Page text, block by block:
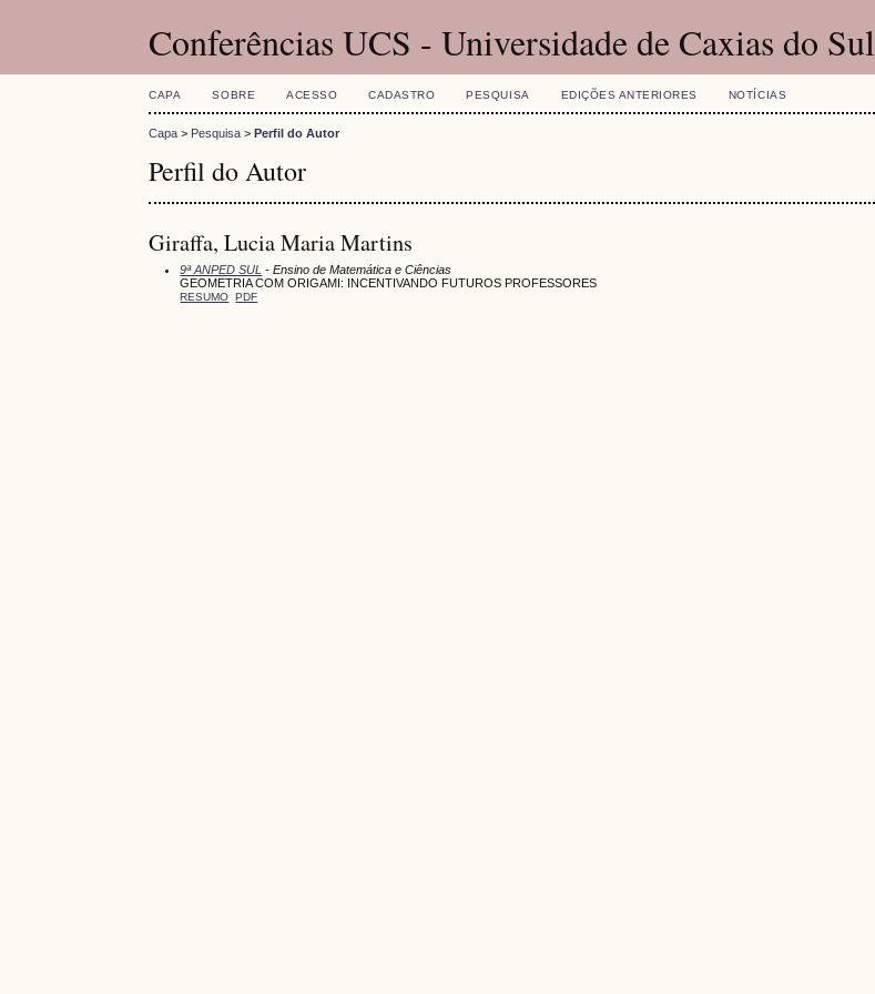
Conferências UCS - Universidade de Caxias do Sul
CAPA SOBRE ACESSO CADASTRO PESQUISA EDIÇÕES ANTERIORES NOTÍCIAS
Capa > Pesquisa >Perfil do Autor
Perfil do Autor
Giraffa, Lucia Maria Martins
9ª ANPED SUL - Ensino de Matemática e Ciências
GEOMETRIA COM ORIGAMI: INCENTIVANDO FUTUROS PROFESSORES
RESUMO PDF